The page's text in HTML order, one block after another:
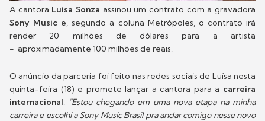
A cantora Luísa Sonza assinou um contrato com a gravadora
Sony Music e, segundo a coluna Metrópoles, o contrato irá
render 20 milhões de dólares para a artista
- aproximadamente 100 milhões de reais.
O anúncio da parceria foi feito nas redes sociais de Luísa nesta
quinta-feira (18) e promete lançar a cantora para a carreira
internacional. "Estou chegando em uma nova etapa na minha
carreira e escolhi a Sony Music Brasil pra andar comigo nesse novo